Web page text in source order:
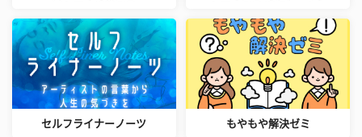
セルフライナーノーツ もやもや解決ゼミ